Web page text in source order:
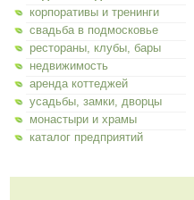
корпоративы и тренинги
свадьба в подмосковье
рестораны, клубы, бары
недвижимость
аренда коттеджей
усадьбы, замки, дворцы
монастыри и храмы
каталог предприятий